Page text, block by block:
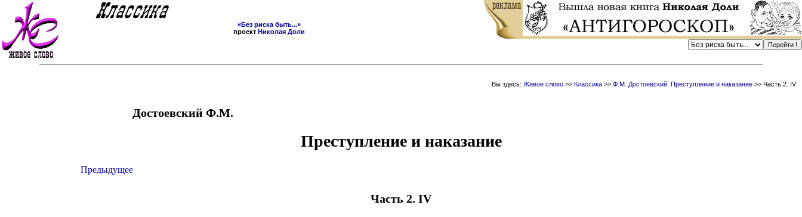
«Без риска быть...»
проект Николая Доли
Вы здесь: Живое слово >> Классика >> Ф.М. Достоевский. Преступление и наказание >> Часть 2. IV
Достоевский Ф.М.
Преступление и наказание
Предыдущее
Часть 2. IV